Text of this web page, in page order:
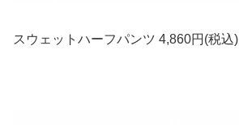
スウェットハーフパンツ 4,860円(税込)